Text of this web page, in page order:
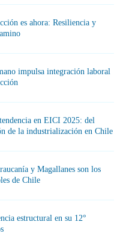
es ahora: Resiliencia y
impulsa integración laboral
en EICI 2025: del
de la industrialización en Chile
y Magallanes son los
de Chile
estructural en su 12°